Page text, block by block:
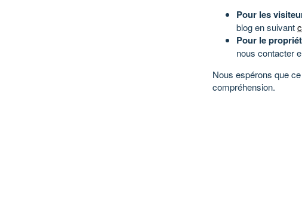
Pour les
blog en suivant
Pour le
nous contacter
Nous espérons que
compréhension.